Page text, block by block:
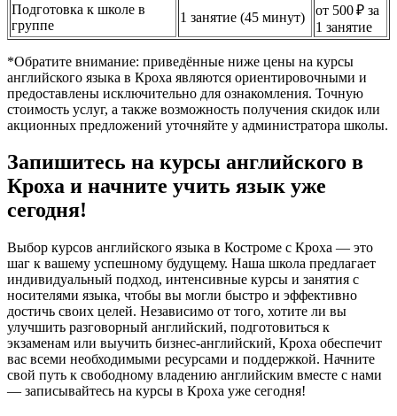
Подготовка к школе в
группе
1 занятие (45 минут)
от 500 ₽ за
1 занятие
*Обратите внимание: приведённые ниже цены на курсы
английского языка в Кроха являются ориентировочными и
предоставлены исключительно для ознакомления. Точную
стоимость услуг, а также возможность получения скидок или
акционных предложений уточняйте у администратора школы.
Запишитесь на курсы английского в
Кроха и начните учить язык уже
сегодня!
Выбор курсов английского языка в Костроме с Кроха — это
шаг к вашему успешному будущему. Наша школа предлагает
индивидуальный подход, интенсивные курсы и занятия с
носителями языка, чтобы вы могли быстро и эффективно
достичь своих целей. Независимо от того, хотите ли вы
улучшить разговорный английский, подготовиться к
экзаменам или выучить бизнес-английский, Кроха обеспечит
вас всеми необходимыми ресурсами и поддержкой. Начните
свой путь к свободному владению английским вместе с нами
— записывайтесь на курсы в Кроха уже сегодня!